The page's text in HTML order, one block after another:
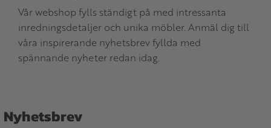
Vår webshop fylls ständigt på med intressanta
inredningsdetaljer och unika möbler. Anmäl dig till
våra inspirerande nyhetsbrev fyllda med
spännande nyheter redan idag.
Nyhetsbrev